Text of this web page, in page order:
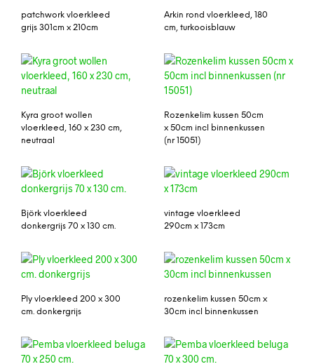
patchwork vloerkleed
grijs 301cm x 210cm
Arkin rond vloerkleed, 180
cm, turkooisblauw
Kyra groot wollen
vloerkleed, 160 x 230 cm,
neutraal
Rozenkelim kussen 50cm
x 50cm incl binnenkussen
(nr 15051)
Björk vloerkleed
donkergrijs 70 x 130 cm.
vintage vloerkleed
290cm x 173cm
Ply vloerkleed 200 x 300
cm. donkergrijs
rozenkelim kussen 50cm x
30cm incl binnenkussen